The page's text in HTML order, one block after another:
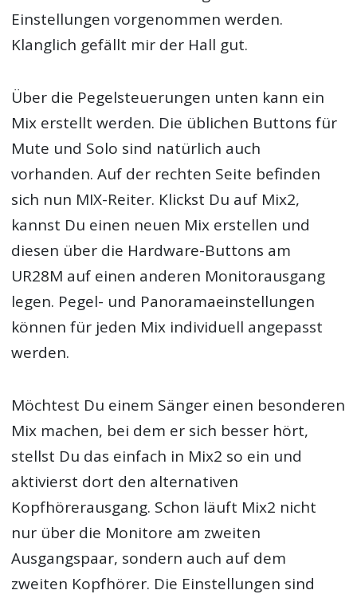
Einstellungen vorgenommen werden.
Klanglich gefällt mir der Hall gut.
Über die Pegelsteuerungen unten kann ein
Mix erstellt werden. Die üblichen Buttons für
Mute und Solo sind natürlich auch
vorhanden. Auf der rechten Seite befinden
sich nun MIX-Reiter. Klickst Du auf Mix2,
kannst Du einen neuen Mix erstellen und
diesen über die Hardware-Buttons am
UR28M auf einen anderen Monitorausgang
legen. Pegel- und Panoramaeinstellungen
können für jeden Mix individuell angepasst
werden.
Möchtest Du einem Sänger einen besonderen
Mix machen, bei dem er sich besser hört,
stellst Du das einfach in Mix2 so ein und
aktivierst dort den alternativen
Kopfhörerausgang. Schon läuft Mix2 nicht
nur über die Monitore am zweiten
Ausgangspaar, sondern auch auf dem
zweiten Kopfhörer. Die Einstellungen sind